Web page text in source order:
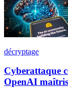
décryptage
Cyberattaque
OpenAI